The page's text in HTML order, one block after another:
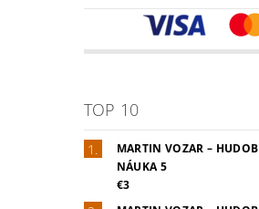
TOP 10
MARTIN VOZAR –
NÁUKA 5
€3